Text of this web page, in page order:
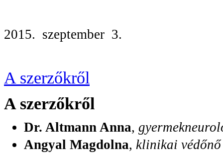
2015. szeptember 3.
A szerzőkről
A szerzőkről
Dr. Altmann Anna,
Angyal Magdolna, klinikai védőnő